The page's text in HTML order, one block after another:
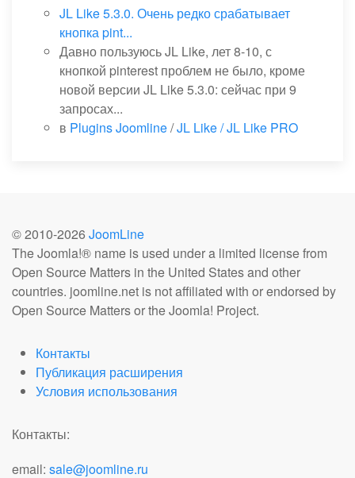
JL Like 5.3.0. Очень редко срабатывает
кнопка pint...
Давно пользуюсь JL Like, лет 8-10, с
кнопкой pinterest проблем не было, кроме
новой версии JL Like 5.3.0: сейчас при 9
запросах...
в Plugins Joomline/JL Like / JL Like PRO
© 2010-2026 JoomLine
The Joomla!® name is used under a limited license from
Open Source Matters in the United States and other
countries. joomline.net is not affiliated with or endorsed by
Open Source Matters or the Joomla! Project.
Контакты
Публикация расширения
Условия использования
Контакты:
email: sale@joomline.ru